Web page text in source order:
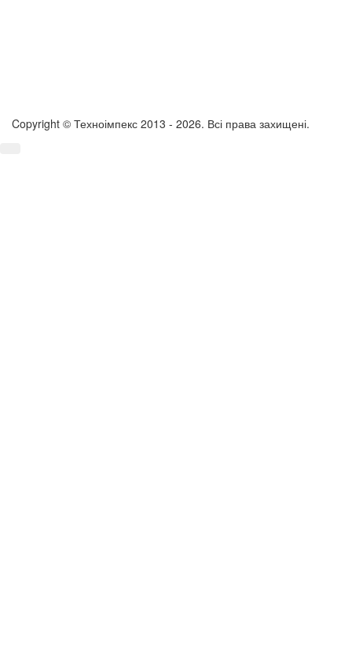
Copyright © Техноімпекс 2013 - 2026. Всі права захищені.